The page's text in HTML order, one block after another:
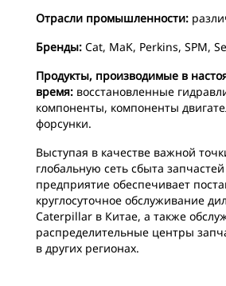
Отрасли промышленности:
Бренды: Cat, MaK, Perkins, SPM,
Продукты, производимые в
время: восстановленные
компоненты, компоненты
форсунки.
Выступая в качестве важной
глобальную сеть сбыта
предприятие обеспечивает
круглосуточное обслуживание
Caterpillar в Китае, а также
распределительные центры
в других регионах.